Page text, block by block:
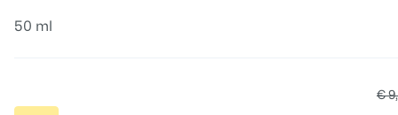
50 ml
€